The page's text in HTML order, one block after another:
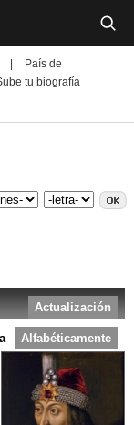
cuenta
País de
tu biografía
Actualización
Alfabéticamente